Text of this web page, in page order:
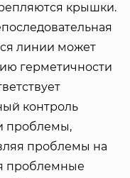
крышки.
линии может
герметичности
контроль
проблемы,
проблемы на
проблемные